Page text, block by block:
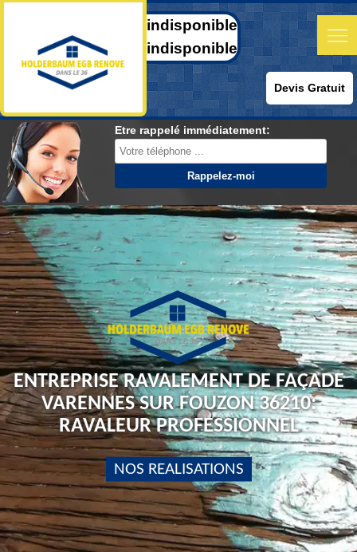
indisponible
indisponible
Devis Gratuit
Etre rappelé immédiatement:
ENTREPRISE RAVALEMENT DE FAÇADE
VARENNES SUR FOUZON 36210:
RAVALEUR PROFESSIONNEL
NOS REALISATIONS